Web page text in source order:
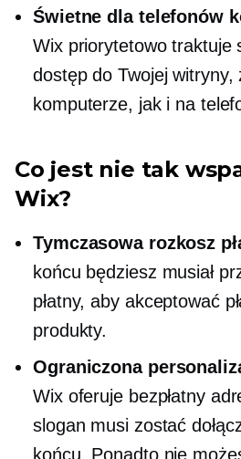
Świetne dla telefonów
Wix priorytetowo traktuje
dostęp do Twojej witryny,
komputerze, jak i na
Co jest nie tak
Wix?
Tymczasowa rozkosz
końcu będziesz musiał
płatny, aby akceptować
produkty.
Ograniczona
Wix oferuje bezpłatny
slogan musi zostać
końcu. Ponadto nie